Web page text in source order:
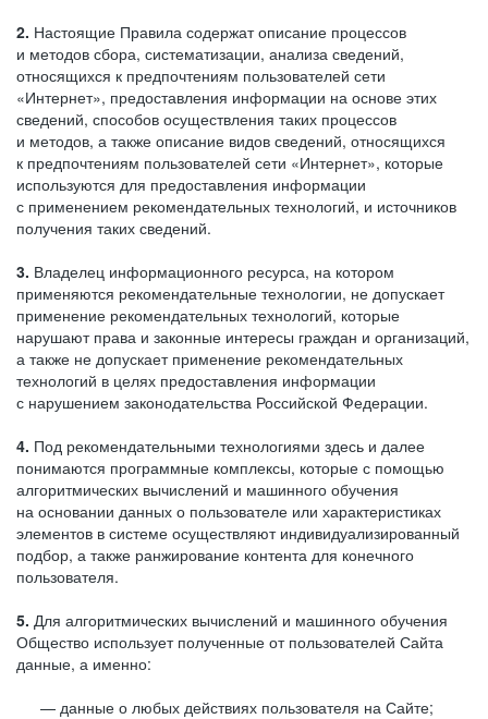
2. Настоящие Правила содержат описание процессов
и методов сбора, систематизации, анализа сведений,
относящихся к предпочтениям пользователей сети
«Интернет», предоставления информации на основе этих
сведений, способов осуществления таких процессов
и методов, а также описание видов сведений, относящихся
к предпочтениям пользователей сети «Интернет», которые
используются для предоставления информации
с применением рекомендательных технологий, и источников
получения таких сведений.
3. Владелец информационного ресурса, на котором
применяются рекомендательные технологии, не допускает
применение рекомендательных технологий, которые
нарушают права и законные интересы граждан и организаций,
а также не допускает применение рекомендательных
технологий в целях предоставления информации
с нарушением законодательства Российской Федерации.
4. Под рекомендательными технологиями здесь и далее
понимаются программные комплексы, которые с помощью
алгоритмических вычислений и машинного обучения
на основании данных о пользователе или характеристиках
элементов в системе осуществляют индивидуализированный
подбор, а также ранжирование контента для конечного
пользователя.
5. Для алгоритмических вычислений и машинного обучения
Общество использует полученные от пользователей Сайта
данные, а именно:
данные о любых действиях пользователя на Сайте;